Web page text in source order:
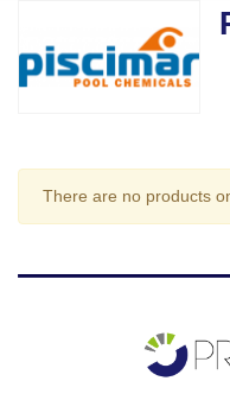
There are no products